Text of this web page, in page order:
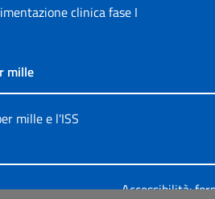
clinica fase I
mille
mille e l'ISS
Accessibilità: